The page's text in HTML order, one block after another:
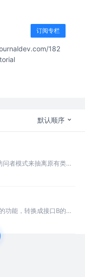
订阅专栏
182
默认顺序
者模式来抽离原有类中
计 应用场景 解决现有
功能，转换成接口B的功
成本 应用场景 实际
，设计了新的接口，但